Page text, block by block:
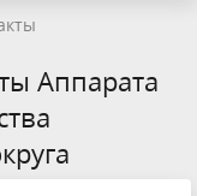
Аппарата